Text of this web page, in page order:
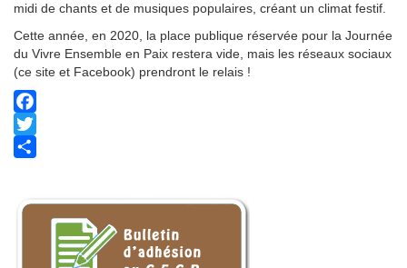
midi de chants et de musiques populaires, créant un climat festif.
Cette année, en 2020, la place publique réservée pour la Journée
du Vivre Ensemble en Paix restera vide, mais les réseaux sociaux
(ce site et Facebook) prendront le relais !
Facebook
Twitter